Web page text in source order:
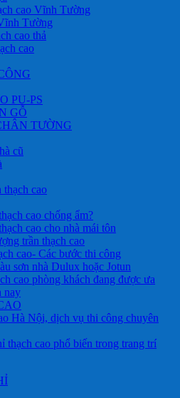
cao Vĩnh Tường
Tường
cao thả
cao
PU-PS
GỖ
TƯỜNG
cũ
thạch cao
cao chống ẩm?
cao cho nhà mái tôn
trần thạch cao
cao- Các bước thi công
sơn nhà Dulux hoặc Jotun
cao phòng khách đang được ưa
nay
Hà Nội, dịch vụ thi công chuyên
thạch cao phổ biến trong trang trí